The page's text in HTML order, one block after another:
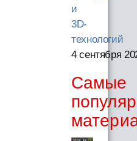
и
3D-
технологий
4 сентября
Самые